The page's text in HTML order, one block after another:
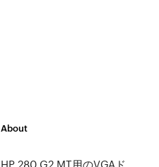
About
HP 280 G2 MT用のVGAド